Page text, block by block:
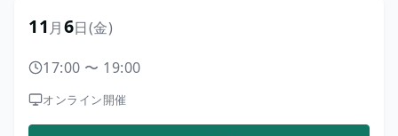
11 月6日(金)
17:00 〜 19:00
オンライン開催